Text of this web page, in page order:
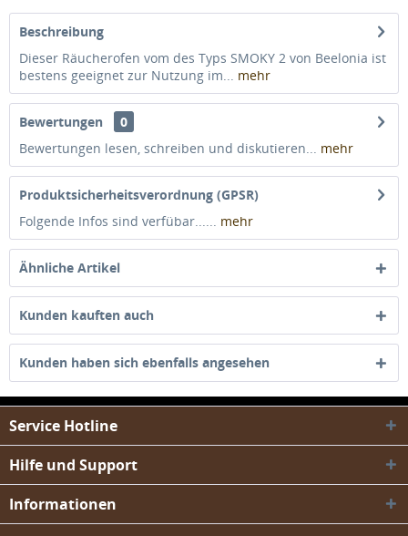
Beschreibung
Dieser Räucherofen vom des Typs SMOKY 2 von Beelonia ist
bestens geeignet zur Nutzung im... mehr
Bewertungen
0
Bewertungen lesen, schreiben und diskutieren... mehr
Produktsicherheitsverordnung (GPSR)
Folgende Infos sind verfübar...... mehr
Ähnliche Artikel
Kunden kauften auch
Kunden haben sich ebenfalls angesehen
Service Hotline
Hilfe und Support
Informationen